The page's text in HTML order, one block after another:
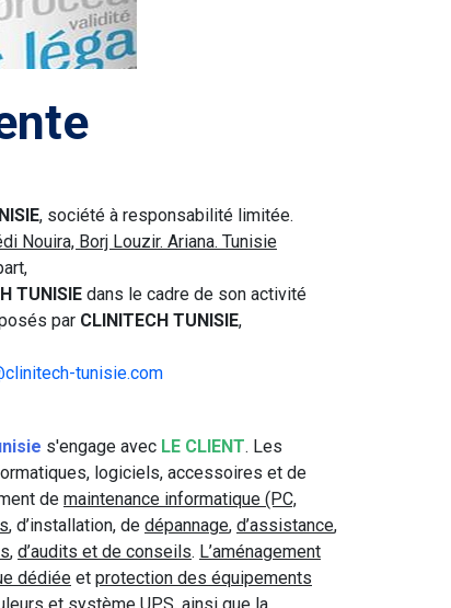
, société à responsabilité limitée.
Nouira, Borj Louzir. Ariana. Tunisie
TUNISIEdans le cadre de son activité
par CLINITECH TUNISIE,
tunisie.com
s'engage avec LE CLIENT. Les
logiciels, accessoires et de
de maintenance informatique (PC,
, d’installation, de dépannage, d’assistance,
, d’audits et de conseils. L’aménagement
dédiée et protection des équipements